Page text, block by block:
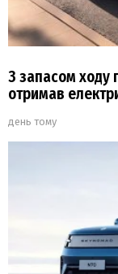
З запасом ходу
отримав
день тому